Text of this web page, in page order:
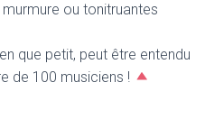
ou tonitruantes
que petit, peut être entendu
de 100 musiciens !